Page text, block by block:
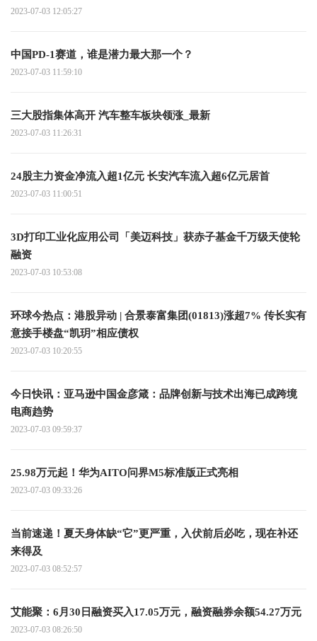
2023-07-03 12:05:27
中国PD-1赛道，谁是潜力最大那一个？
2023-07-03 11:59:10
三大股指集体高开 汽车整车板块领涨_最新
2023-07-03 11:26:31
24股主力资金净流入超1亿元 长安汽车流入超6亿元居首
2023-07-03 11:00:51
3D打印工业化应用公司「美迈科技」获赤子基金千万级天使轮
融资
2023-07-03 10:53:08
环球今热点：港股异动 | 合景泰富集团(01813)涨超7% 传长实有
意接手楼盘“凯玥”相应债权
2023-07-03 10:20:55
今日快讯：亚马逊中国金彦箴：品牌创新与技术出海已成跨境
电商趋势
2023-07-03 09:59:37
25.98万元起！华为AITO问界M5标准版正式亮相
2023-07-03 09:33:26
当前速递！夏天身体缺“它”更严重，入伏前后必吃，现在补还
来得及
2023-07-03 08:52:57
艾能聚：6月30日融资买入17.05万元，融资融券余额54.27万元
2023-07-03 08:26:50